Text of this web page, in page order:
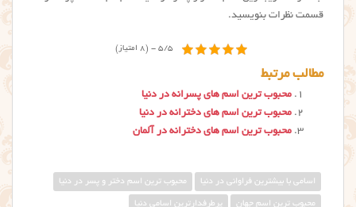
قسمت نظرات بنویسید.
5/5 - (8 امتیاز)
مطالب مرتبط
محبوب ترین اسم های پسرانه در دنیا
محبوب ترین اسم های دخترانه در دنیا
محبوب ترین اسم های دخترانه در آلمان
اسامی با بیشترین فراوانی در دنیا محبوب ترين اسم دختر و پسر در دنيا
محبوب ترین اسم جهان پرطرفدارترین اسامی دنیا